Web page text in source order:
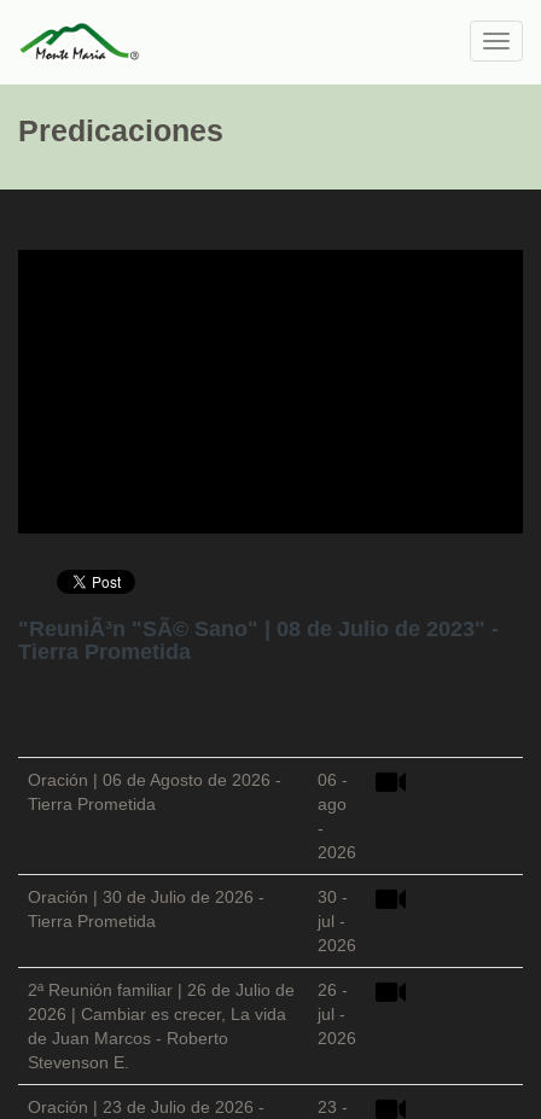
Predicaciones
"ReuniÃ³n "SÃ© Sano" | 08 de Julio de 2023" -
Tierra Prometida
Oración | 06 de Agosto de 2026 -
Tierra Prometida
06 -
ago
-
2026
Oración | 30 de Julio de 2026 -
Tierra Prometida
30 -
jul -
2026
2ª Reunión familiar | 26 de Julio de
2026 | Cambiar es crecer, La vida
de Juan Marcos - Roberto
Stevenson E.
26 -
jul -
2026
Oración | 23 de Julio de 2026 -
23 -